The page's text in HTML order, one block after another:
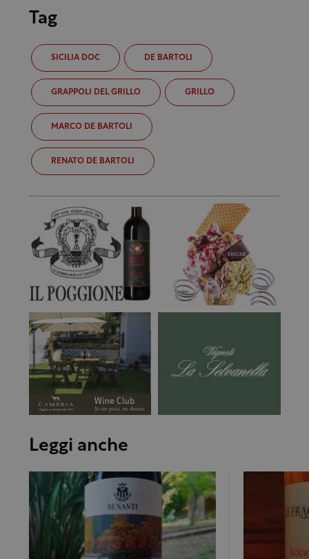
Tag
SICILIA DOC DE BARTOLI
GRAPPOLI DEL GRILLO GRILLO
MARCO DE BARTOLI
RENATO DE BARTOLI
Leggi anche